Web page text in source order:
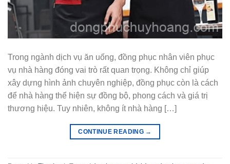
Trong ngành dịch vụ ăn uống, đồng phục nhân viên phục
vụ nhà hàng đóng vai trò rất quan trọng. Không chỉ giúp
xây dựng hình ảnh chuyên nghiệp, đồng phục còn là cách
để nhà hàng thể hiện sự đồng bộ, phong cách và giá trị
thương hiệu. Tuy nhiên, không ít nhà hàng […]
CONTINUE READING →